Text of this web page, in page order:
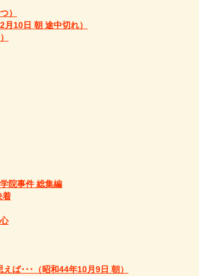
）
10日 朝 途中切れ）
院事件 総集編
着
ば･･･（昭和44年10月9日 朝）